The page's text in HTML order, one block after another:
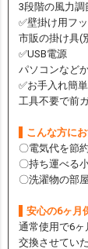
3段階の風力調
✅壁掛け用フ
市販の掛け具(
✅USB電源
パソコンなど
✅お手入れ簡単
工具不要で前
こんな方にお
〇電気代を節
〇持ち運べる
〇洗濯物の部
安心の6ヶ月
通常使用で6
交換させてい